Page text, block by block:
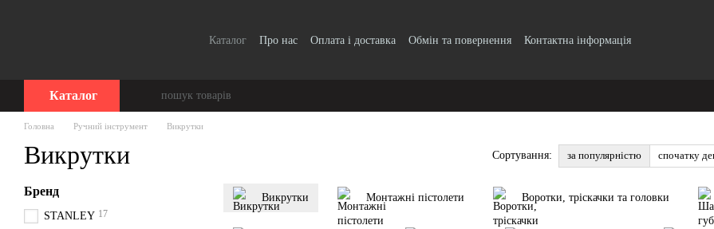
Каталог Про нас Оплата і доставка Обмін та повернення
Контактна інформація
Каталог
Головна Ручний інструмент Викрутки
Викрутки Сортування: за популярністю спочатку
Викрутки Монтажні пістолети Воротки, тріскачки та головки
Бренд
STANLEY 17